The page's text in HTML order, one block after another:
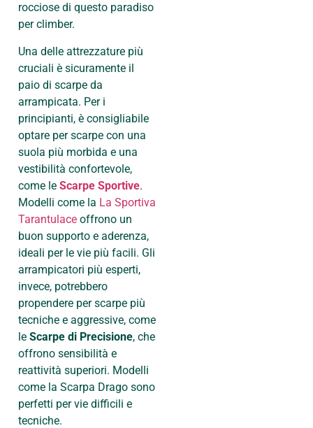
rocciose di questo paradiso
per climber.
Una delle attrezzature più
cruciali è sicuramente il
paio di scarpe da
arrampicata. Per i
principianti, è consigliabile
optare per scarpe con una
suola più morbida e una
vestibilità confortevole,
come le Scarpe Sportive.
Modelli come la La Sportiva
Tarantulace offrono un
buon supporto e aderenza,
ideali per le vie più facili. Gli
arrampicatori più esperti,
invece, potrebbero
propendere per scarpe più
tecniche e aggressive, come
le Scarpe di Precisione, che
offrono sensibilità e
reattività superiori. Modelli
come la Scarpa Drago sono
perfetti per vie difficili e
tecniche.